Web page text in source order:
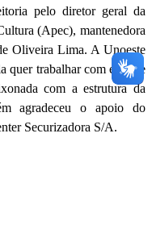
pelo diretor geral da
(Apec), mantenedora
Oliveira Lima. A Unoeste
quer trabalhar com esporte
com a estrutura da
agradeceu o apoio do
Securizadora S/A.